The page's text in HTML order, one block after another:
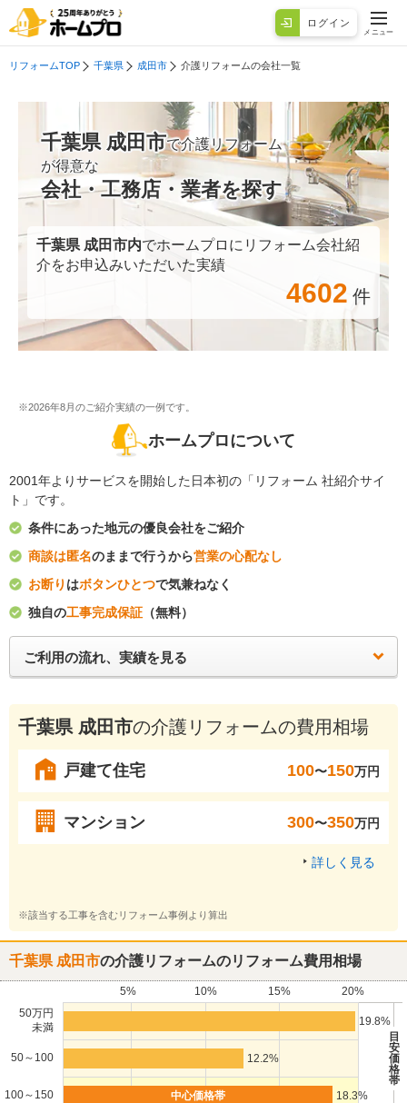
ログイン
メニュー
リフォームTOP 千葉県 成田市 介護リフォームの会社一覧
千葉県 成田市で介護リフォーム
が得意な
会社・工務店・業者を探す
千葉県 成田市内でホームプロにリフォーム会社紹
介をお申込みいただいた実績
4602 件
※2026年8月のご紹介実績の一例です。
ホームプロについて
2001年よりサービスを開始した日本初の「リフォーム 社紹介サイ
ト」です。
条件にあった地元の優良会社をご紹介
商談は匿名のままで行うから営業の心配なし
お断り はボタンひとつで気兼ねなく
独自の工事完成保証 （無料）
ご利用の流れ、実績を見る
千葉県 成田市の介護リフォームの費用相場
戸建て住宅 100〜150万円
マンション 300〜350万円
詳しく見る
※該当する工事を含むリフォーム事例より算出
千葉県 成田市の介護リフォームのリフォーム費用相場
5% 10% 15%
20%
50万円
未満
19.8%
目
安
価
格
帯
50～100 12.2%
100～150 18.3%